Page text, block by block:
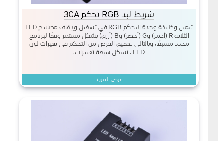
شريط ليد RGB تحكم 30A
تتمثل وظيفة وحدة التحكم RGB في تشغيل وإيقاف مصابيح LED
الثلاثة R (أحمر) وG (أخضر) وB (أزرق) بشكل مستمر وفقًا لبرنامج
محدد مسبقًا، وبالتالي تحقيق الغرض من التحكم في تغيرات لون
LED ، تشكل سبعة تغييرات،
عرض المزيد